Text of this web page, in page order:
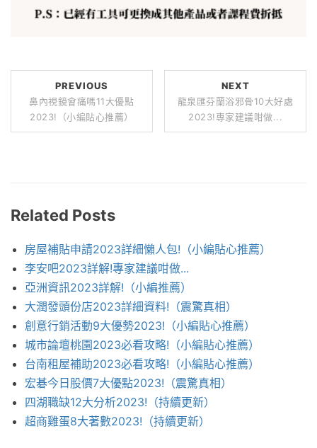
PREVIOUS
鼻內視鏡會痛嗎11大優點
2023!（小編貼心推薦）
NEXT
龍泉匯芬蘭浴邪骨10大好處
2023!專家建議咁做...
Related Posts
房屋補貼申請2023詳細懶人包!（小編貼心推薦）
李安吧2023詳解!專家建議咁做...
亞洲資訊2023詳解!（小編推薦）
大潤發頭份店2023詳細資料!（震驚真相）
創意行銷活動9大優勢2023!（小編貼心推薦）
城市論壇桃園2023必看攻略!（小編貼心推薦）
台南租屋補助2023必看攻略!（小編貼心推薦）
宏碁今日股價7大優點2023!（震驚真相）
四湖職缺12大分析2023!（持續更新）
超商雞蛋8大著數2023!（持續更新）